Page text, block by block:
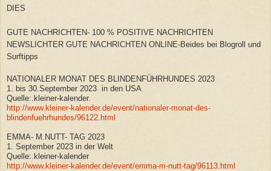
DIES
GUTE NACHRICHTEN- 100 % POSITIVE NACHRICHTEN
NEWSLICHTER GUTE NACHRICHTEN ONLINE-Beides bei Blogroll und
Surftipps
NATIONALER MONAT DES BLINDENFÜHRHUNDES 2023
1. bis 30.September 2023 in den USA
Quelle:.kleiner-kalender.
http://www.kleiner-kalender.de/event/nationaler-monat-des-
blindenfuehrhundes/96122.html
EMMA- M.NUTT- TAG 2023
1. September 2023 in der Welt
Quelle:.kleiner-kalender
http://www.kleiner-kalender.de/event/emma-m-nutt-tag/96113.html